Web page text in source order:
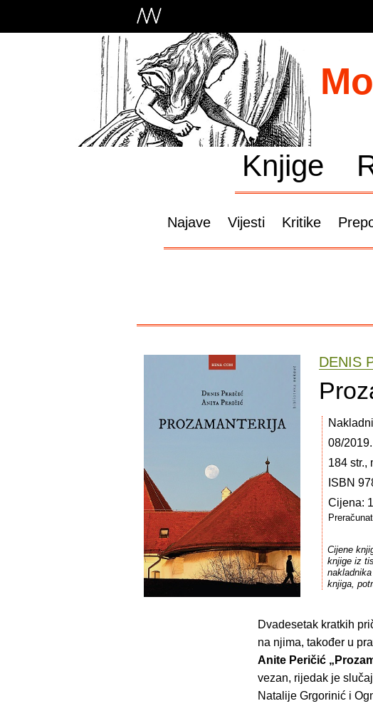
Knjige
Najave Vijesti Kritike
DENIS
08/2019.
184 str.,
ISBN
Cijena:
Cijene
knjige iz
knjiga,
Dvadesetak kratkih
na njima, također u
Anite Peričić
vezan, rijedak je
Natalije Grgorinić i